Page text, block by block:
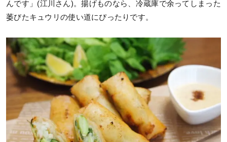
んです」(江川さん)。揚げものなら、冷蔵庫で余ってしまった
萎びたキュウリの使い道にぴったりです。